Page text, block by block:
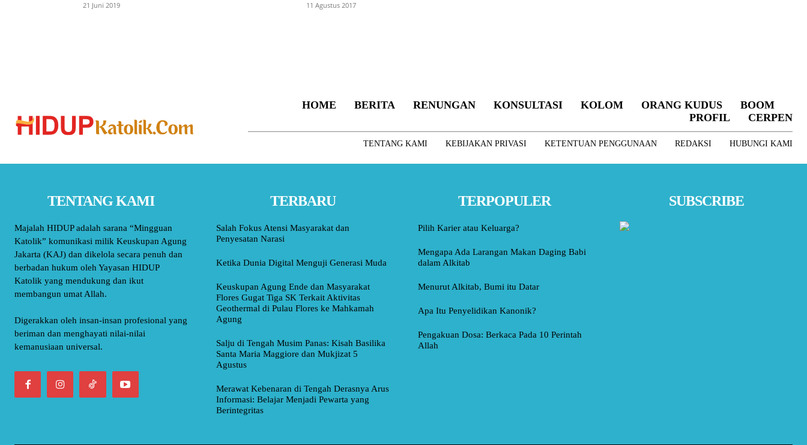
21 Juni 2019 11 Agustus 2017
HOME BERITA RENUNGAN KONSULTASI KOLOM ORANG KUDUS
BOOM
PROFIL
CERPEN
TENTANG KAMI KEBIJAKAN PRIVASI KETENTUAN PENGGUNAAN REDAKSI HUBUNGI KAMI
TENTANG KAMI
Majalah HIDUP adalah sarana “Mingguan
Katolik” komunikasi milik Keuskupan Agung
Jakarta (KAJ) dan dikelola secara penuh dan
berbadan hukum oleh Yayasan HIDUP
Katolik yang mendukung dan ikut
membangun umat Allah.
Digerakkan oleh insan-insan profesional yang
beriman dan menghayati nilai-nilai
kemanusiaan universal.
TERBARU
Salah Fokus Atensi Masyarakat dan
Penyesatan Narasi
Ketika Dunia Digital Menguji Generasi Muda
Keuskupan Agung Ende dan Masyarakat
Flores Gugat Tiga SK Terkait Aktivitas
Geothermal di Pulau Flores ke Mahkamah
Agung
Salju di Tengah Musim Panas: Kisah Basilika
Santa Maria Maggiore dan Mukjizat 5
Agustus
Merawat Kebenaran di Tengah Derasnya Arus
Informasi: Belajar Menjadi Pewarta yang
Berintegritas
TERPOPULER
Pilih Karier atau Keluarga?
Mengapa Ada Larangan Makan Daging Babi
dalam Alkitab
Menurut Alkitab, Bumi itu Datar
Apa Itu Penyelidikan Kanonik?
Pengakuan Dosa: Berkaca Pada 10 Perintah
Allah
SUBSCRIBE